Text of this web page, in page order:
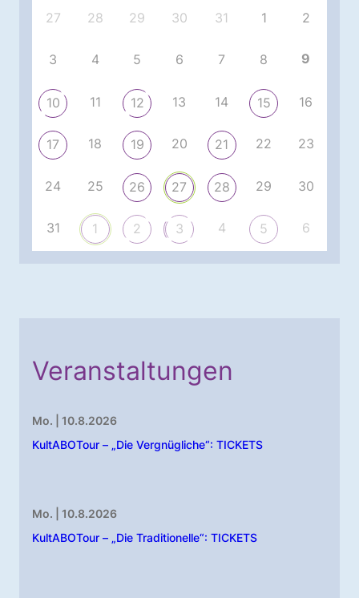
27 28 29 30 31 1 2
3 4 5 6 7 8 9
10 11 12 13 14 15 16
17 18 19 20 21 22 23
24 25 26 27 28 29 30
31 1 2 3 4 5 6
Veranstaltungen
Mo. | 10.8.2026
KultABOTour – „Die Vergnügliche“: TICKETS
Mo. | 10.8.2026
KultABOTour – „Die Traditionelle“: TICKETS